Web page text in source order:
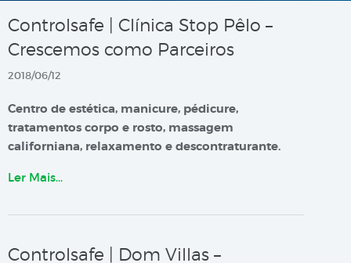
Controlsafe | Clínica Stop Pêlo –
Crescemos como Parceiros
2018/06/12
Centro de estética, manicure, pédicure,
tratamentos corpo e rosto, massagem
californiana, relaxamento e descontraturante.
Ler Mais…
Controlsafe | Dom Villas –